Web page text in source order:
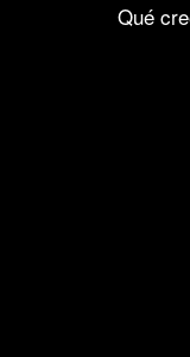
Qué